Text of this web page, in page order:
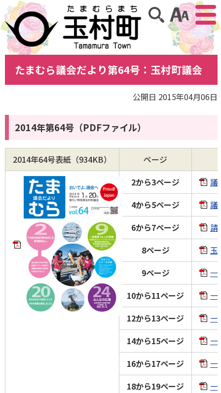
アクセ
サイト内検索
たまむら議会だより第64号：玉村町議会
公開日 2015年04月06日
2014年第64号（PDFファイル）
2014年64号表紙（934KB）
ページ
2から3ページ
議
4から5ページ
議
6から7ページ
請
8ページ
玉
9ページ
一
10から11ページ
一
12から13ページ
一
14から15ページ
一
16から17ページ
一
18から19ページ
一